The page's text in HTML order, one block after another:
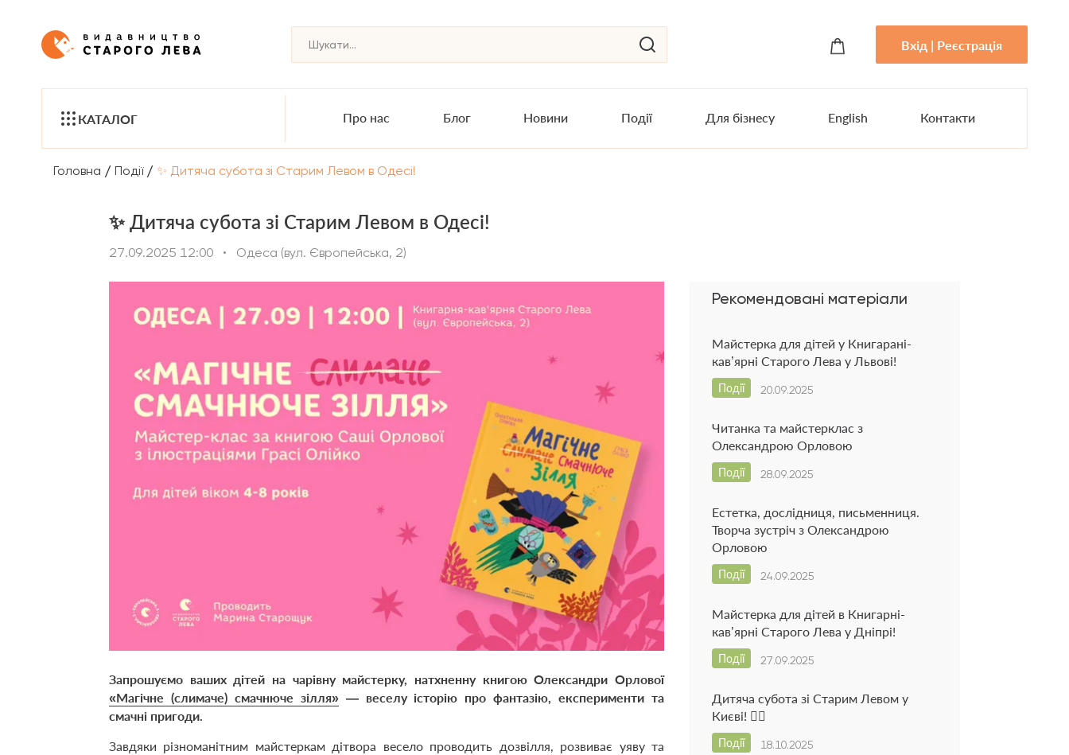
Вхід | Реєстрація
КАТАЛОГ Про нас Блог Новини Події Для бізнесу English Контакти
Головна / Події / ✨ Дитяча субота зі Старим Левом в Одесі!
✨ Дитяча субота зі Старим Левом в Одесі!
27.09.2025 12:00 • Одеса (вул. Європейська, 2)
Запрошуємо ваших дітей на чарівну майстерку, натхненну книгою Олександри Орлової
«Магічне (слимаче) смачнюче зілля»— веселу історію про фантазію, експерименти та
смачні пригоди.
Завдяки різноманітним майстеркам дітвора весело проводить дозвілля, розвиває уяву та
Рекомендовані матеріали
Майстерка для дітей у Книгарані-
кав’ярні Старого Лева у Львові!
20.09.2025
Події
Читанка та майстерклас з
Олександрою Орловою
28.09.2025
Події
Естетка, дослідниця, письменниця.
Творча зустріч з Олександрою
Орловою
24.09.2025
Події
Майстерка для дітей в Книгарні-
кав’ярні Старого Лева у Дніпрі!
27.09.2025
Події
Дитяча субота зі Старим Левом у
Києві! 🧙‍♀️
18.10.2025
Події